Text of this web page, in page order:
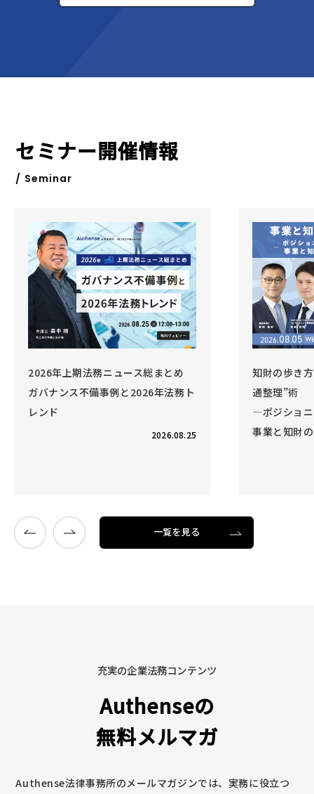
セミナー開催情報
/ Seminar
2026年上期法務ニュース総まとめ
ガバナンス不備事例と2026年法務ト
レンド
2026.08.25
知財の歩き
通整理”術
―ポジショ
事業と知財
一覧を見る
充実の企業法務コンテンツ
Authenseの
無料メルマガ
Authense法律事務所のメールマガジンでは、実務に役立つ